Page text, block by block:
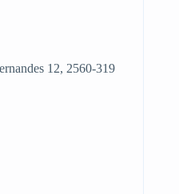
12, 2560-319